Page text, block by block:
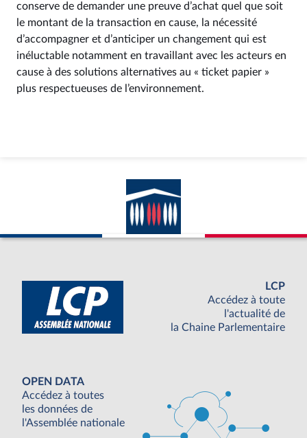
conserve de demander une preuve d’achat quel que soit
le montant de la transaction en cause, la nécessité
d’accompagner et d’anticiper un changement qui est
inéluctable notamment en travaillant avec les acteurs en
cause à des solutions alternatives au « ticket papier »
plus respectueuses de l’environnement.
LCP
Accédez à toute
l'actualité de
la Chaine Parlementaire
OPEN DATA
Accédez à toutes
les données de
l'Assemblée nationale